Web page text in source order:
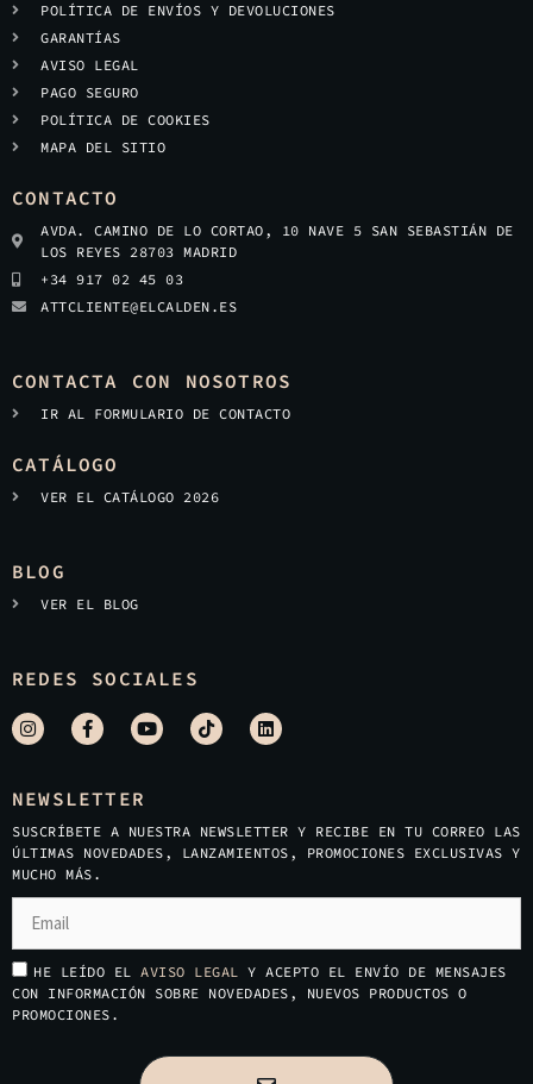
POLÍTICA DE ENVÍOS Y DEVOLUCIONES
GARANTÍAS
AVISO LEGAL
PAGO SEGURO
POLÍTICA DE COOKIES
MAPA DEL SITIO
CONTACTO
AVDA. CAMINO DE LO CORTAO, 10 NAVE 5 SAN SEBASTIÁN DE
LOS REYES 28703 MADRID
+34 917 02 45 03
ATTCLIENTE@ELCALDEN.ES
CONTACTA CON NOSOTROS
IR AL FORMULARIO DE CONTACTO
CATÁLOGO
VER EL CATÁLOGO 2026
BLOG
VER EL BLOG
REDES SOCIALES
NEWSLETTER
SUSCRÍBETE A NUESTRA NEWSLETTER Y RECIBE EN TU CORREO LAS
ÚLTIMAS NOVEDADES, LANZAMIENTOS, PROMOCIONES EXCLUSIVAS Y
MUCHO MÁS.
HE LEÍDO EL AVISO LEGAL Y ACEPTO EL ENVÍO DE MENSAJES
CON INFORMACIÓN SOBRE NOVEDADES, NUEVOS PRODUCTOS O
PROMOCIONES.